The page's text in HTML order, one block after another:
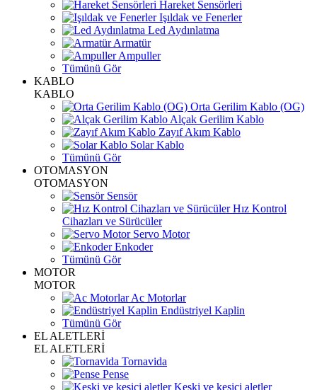
Hareket Sensörleri
Işıldak ve Fenerler
Led Aydınlatma
Armatür
Ampuller
Tümünü Gör
KABLO
KABLO
Orta Gerilim Kablo (OG)
Alçak Gerilim Kablo
Zayıf Akım Kablo
Solar Kablo
Tümünü Gör
OTOMASYON
OTOMASYON
Sensör
Hız Kontrol
Cihazları ve Sürücüler
Servo Motor
Enkoder
Tümünü Gör
MOTOR
MOTOR
Ac Motorlar
Endüstriyel Kaplin
Tümünü Gör
EL ALETLERİ
EL ALETLERİ
Tornavida
Pense
Keski ve kesici aletler